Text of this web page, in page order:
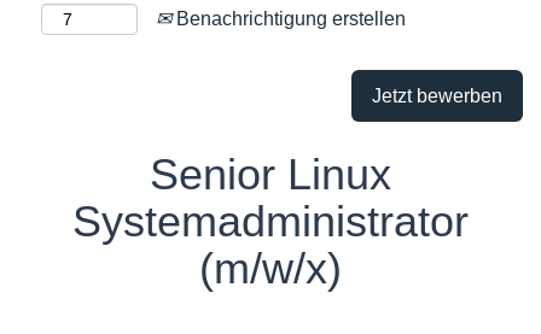
Benachrichtigung erstellen
Jetzt bewerben
Senior Linux
Systemadministrator
(m/w/x)